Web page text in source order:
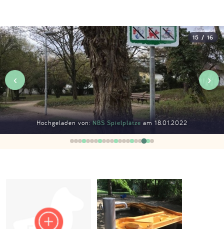
Blog
Partner
Kontakt
Impressum
Anmelden
Hochgeladen von:NBS Spielplätze am 18.01.2022
15 / 16
‹ ›